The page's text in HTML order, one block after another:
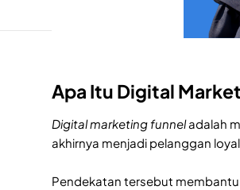
Apa Itu Digital
Digital marketing funneladalah
akhirnya menjadi pelanggan
Pendekatan tersebut